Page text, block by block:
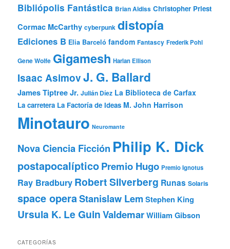
Bibliópolis Fantástica Brian Aldiss Christopher Priest
Cormac McCarthy cyberpunk distopía
Ediciones B Elia Barceló fandom Fantascy Frederik Pohl
Gene Wolfe Gigamesh Harlan Ellison
Isaac AsimovJ. G. Ballard
James Tiptree Jr. Julián Díez La Biblioteca de Carfax
La carretera La Factoría de Ideas M. John Harrison
Minotauro Neuromante
Nova Ciencia Ficción Philip K. Dick
postapocalípticoPremio Hugo Premio Ignotus
Ray Bradbury Robert Silverberg Runas Solaris
space operaStanislaw Lem Stephen King
Ursula K. Le GuinValdemarWilliam Gibson
CATEGORÍAS